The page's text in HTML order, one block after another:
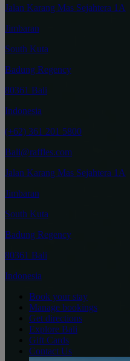
Jalan Karang Mas Sejahtera 1A
Jimbaran
South Kuta
Badung Regency
80361 Bali
Indonesia
(+62) 361 201 5800
Bali@raffles.com
Jalan Karang Mas Sejahtera 1A
Jimbaran
South Kuta
Badung Regency
80361 Bali
Indonesia
Book your stay
Manage bookings
Get directions
Explore Bali
Gift Cards
Contact Us